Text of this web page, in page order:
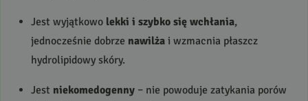
Jest wyjątkowo lekki i szybko się wchłania,
jednocześnie dobrze nawilża i wzmacnia płaszcz
hydrolipidowy skóry.
Jest niekomedogenny – nie powoduje zatykania porów